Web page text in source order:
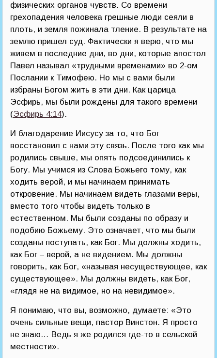
физических органов чувств. Со времени
грехопадения человека грешные люди сеяли в
плоть, и земля пожинала тление. В результате на
землю пришел суд. Фактически я верю, что мы
живем в последние дни, во дни, которые апостол
Павел называл «трудными временами» во 2-ом
Послании к Тимофею. Но мы с вами были
избраны Богом жить в эти дни. Как царица
Эсфирь, мы были рождены для такого времени
(Эсфирь 4:14).
И благодарение Иисусу за то, что Бог
восстановил с нами эту связь. После того как мы
родились свыше, мы опять подсоединились к
Богу. Мы учимся из Слова Божьего тому, как
ходить верой, и мы начинаем принимать
откровение. Мы начинаем видеть глазами веры,
вместо того чтобы видеть только в
естественном. Мы были созданы по образу и
подобию Божьему. Это означает, что мы были
созданы поступать, как Бог. Мы должны ходить,
как Бог – верой, а не видением. Мы должны
говорить, как Бог, «называя несуществующее, как
существующее». Мы должны видеть, как Бог,
«глядя не на видимое, но на невидимое».
Я понимаю, что вы, возможно, думаете: «Это
очень сильные вещи, пастор Винстон. Я просто
не знаю… Ведь я же родился где-то в сельской
местности».